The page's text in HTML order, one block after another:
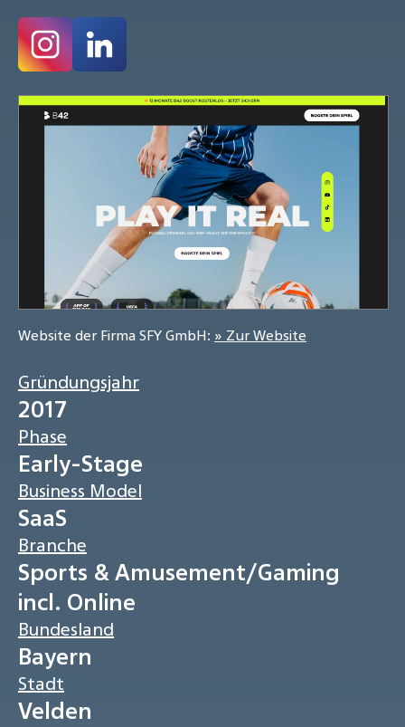
Website der Firma SFY GmbH: » Zur Website
Gründungsjahr
2017
Phase
Early-Stage
Business Model
SaaS
Branche
Sports & Amusement/Gaming
incl. Online
Bundesland
Bayern
Stadt
Velden